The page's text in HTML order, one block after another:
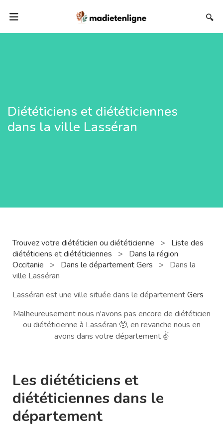
🔍
Diététiciens et diététiciennes
dans la ville Lasséran
Trouvez votre diététicien ou diététicienne >
Liste des
diététiciens et diététiciennes
>
Dans la région
Occitanie
> Dans le département Gers >
Dans la
ville Lasséran
Lasséran est une ville située dans le départementGers
Malheureusement nous n'avons pas encore de diététicien
ou diététicienne à Lasséran 🥺, en revanche nous en
avons dans votre département ✌️
Les diététiciens et
diététiciennes dans le
département